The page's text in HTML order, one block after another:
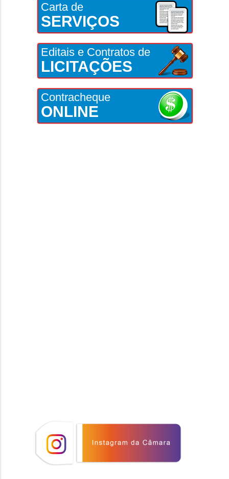
Carta de
SERVIÇOS
Editais e Contratos de
LICITAÇÕES
Contracheque
ONLINE